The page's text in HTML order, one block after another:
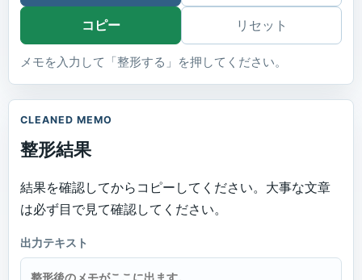
コピー リセット
メモを入力して「整形する」を押してください。
CLEANED MEMO
整形結果
結果を確認してからコピーしてください。大事な文章
は必ず目で見て確認してください。
出力テキスト